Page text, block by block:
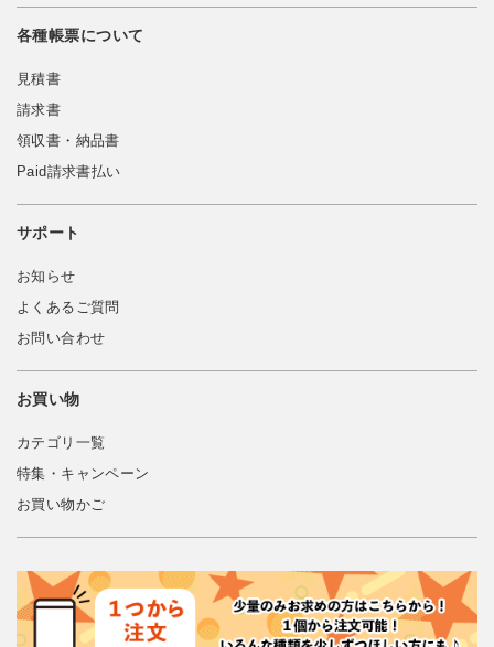
各種帳票について
見積書
請求書
領収書・納品書
Paid請求書払い
サポート
お知らせ
よくあるご質問
お問い合わせ
お買い物
カテゴリ一覧
特集・キャンペーン
お買い物かご